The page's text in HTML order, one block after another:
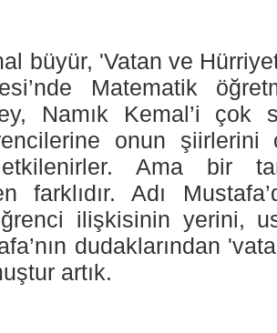
büyür, 'Vatan ve
Matematik
Namık Kemal’i çok
onun şiirlerini
etkilenirler. Ama bir
farklıdır. Adı
ilişkisinin yerini,
dudaklarından
artık.